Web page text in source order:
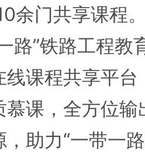
余门共享课程
路”铁路工程教
线课程共享平
慕课，全方位
助力“一带一